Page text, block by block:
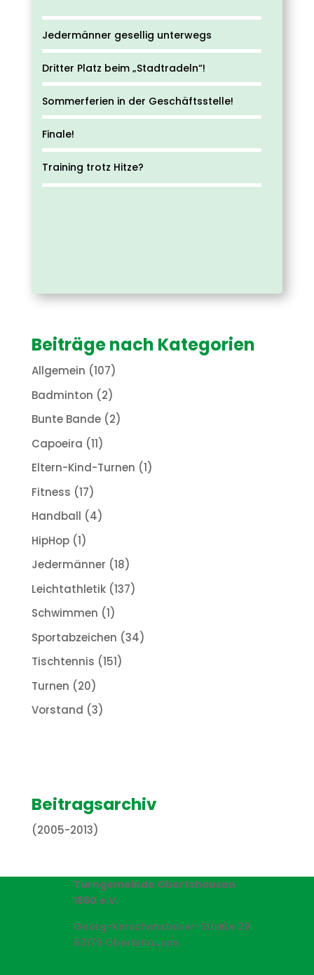
Jedermänner gesellig unterwegs
Dritter Platz beim „Stadtradeln“!
Sommerferien in der Geschäftsstelle!
Finale!
Training trotz Hitze?
Beiträge nach Kategorien
Allgemein (107)
Badminton (2)
Bunte Bande(2)
Capoeira (11)
Eltern-Kind-Turnen (1)
Fitness (17)
Handball (4)
HipHop(1)
Jedermänner (18)
Leichtathletik(137)
Schwimmen (1)
Sportabzeichen (34)
Tischtennis (151)
Turnen (20)
Vorstand (3)
Beitragsarchiv
(2005-2013)
Turngemeinde Obertshausen
1860 e.V.
Georg-Kerschensteiner-Straße 29
63179 Obertshausen